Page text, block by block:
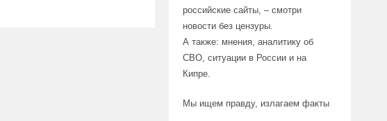
российские сайты, – смотри
новости без цензуры.
А также: мнения, аналитику об
СВО, ситуации в России и на
Кипре.
Мы ищем правду, излагаем факты